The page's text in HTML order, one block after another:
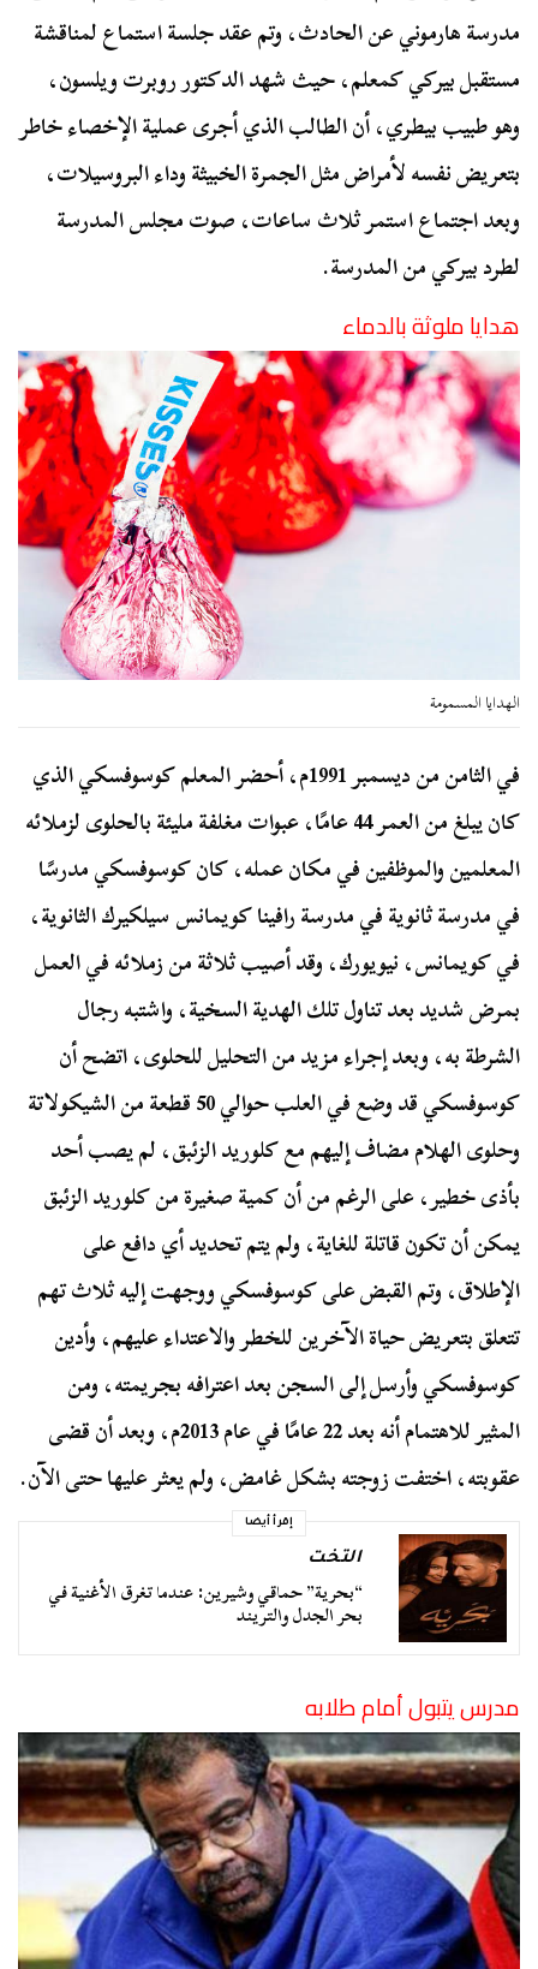
مدرسة هارموني عن الحادث، وتم عقد جلسة استماع لمناقشة
مستقبل بيركي كمعلم، حيث شهد الدكتور روبرت ويلسون،
وهو طبيب بيطري، أن الطالب الذي أجرى عملية الإخصاء خاطر
بتعريض نفسه لأمراض مثل الجمرة الخبيثة وداء البروسيلات،
وبعد اجتماع استمر ثلاث ساعات، صوت مجلس المدرسة
لطرد بيركي من المدرسة.
هدايا ملوثة بالدماء
الهدايا المسمومة
في الثامن من ديسمبر 1991م، أحضر المعلم كوسوفسكي الذي
كان يبلغ من العمر 44 عامًا، عبوات مغلفة مليئة بالحلوى لزملائه
المعلمين والموظفين في مكان عمله، كان كوسوفسكي مدرسًا
في مدرسة ثانوية في مدرسة رافينا كويمانس سيلكيرك الثانوية،
في كويمانس، نيويورك، وقد أصيب ثلاثة من زملائه في العمل
بمرض شديد بعد تناول تلك الهدية السخية، واشتبه رجال
الشرطة به، وبعد إجراء مزيد من التحليل للحلوى، اتضح أن
كوسوفسكي قد وضع في العلب حوالي 50 قطعة من الشيكولاتة
وحلوى الهلام مضاف إليهم مع كلوريد الزئبق، لم يصب أحد
بأذى خطير، على الرغم من أن كمية صغيرة من كلوريد الزئبق
يمكن أن تكون قاتلة للغاية، ولم يتم تحديد أي دافع على
الإطلاق، وتم القبض على كوسوفسكي ووجهت إليه ثلاث تهم
تتعلق بتعريض حياة الآخرين للخطر والاعتداء عليهم، وأدين
كوسوفسكي وأرسل إلى السجن بعد اعترافه بجريمته، ومن
المثير للاهتمام أنه بعد 22 عامًا في عام 2013م، وبعد أن قضى
عقوبته، اختفت زوجته بشكل غامض، ولم يعثر عليها حتى الآن.
إقرأ أيضا
التخت
“بحرية” حماقي وشيرين: عندما تغرق الأغنية في
بحر الجدل والتريند
مدرس يتبول أمام طلابه